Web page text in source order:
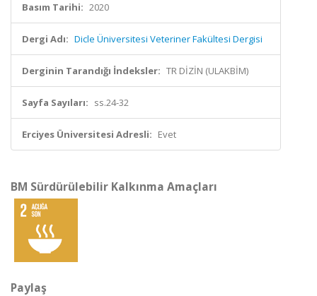
Basım Tarihi: 2020
Dergi Adı: Dicle Üniversitesi Veteriner Fakültesi Dergisi
Derginin Tarandığı İndeksler: TR DİZİN (ULAKBİM)
Sayfa Sayıları: ss.24-32
Erciyes Üniversitesi Adresli: Evet
BM Sürdürülebilir Kalkınma Amaçları
Paylaş